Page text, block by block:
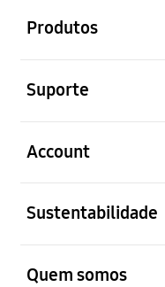
Produtos
Suporte
Account
Sustentabilidade
Quem somos